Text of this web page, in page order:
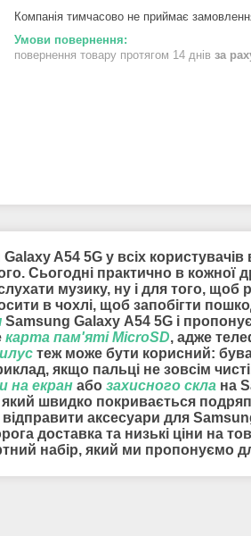
Компанія тимчасово не приймає
повернення товару протягом 14 днів за
A54 5G у всіх користувачів
Сьогодні практично в кожної
музику, ну і для того,
в чохлі, щоб запобігти
Samsung Galaxy A54 5G і
карта пам'яті MicroSD, адже
теж може бути корисний:
якщо пальці не зовсім
на екран або захисного скла на
швидко покривається
аксесуари для
доставка та низькі ціни на
набір, який ми пропонуємо